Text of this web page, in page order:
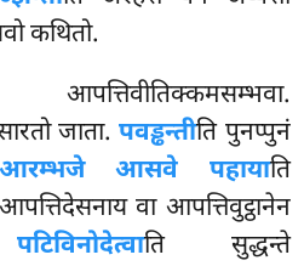
कथितो.
जाता.पवड्ढन्तीति पुनप्पुनं
आरम्भजे आसवे पहायाति
वा आपत्तिवुट्ठानेन
पटिविनोदेत्वाति सुद्धन्ते